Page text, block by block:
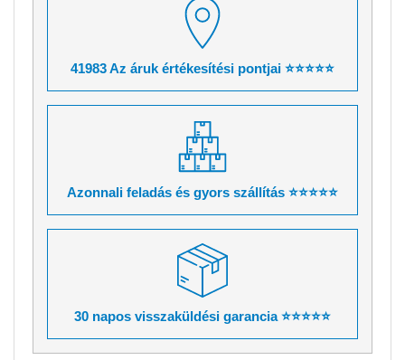
41983 Az áruk értékesítési pontjai ⭐⭐⭐⭐⭐
Azonnali feladás és gyors szállítás ⭐⭐⭐⭐⭐
30 napos visszaküldési garancia ⭐⭐⭐⭐⭐